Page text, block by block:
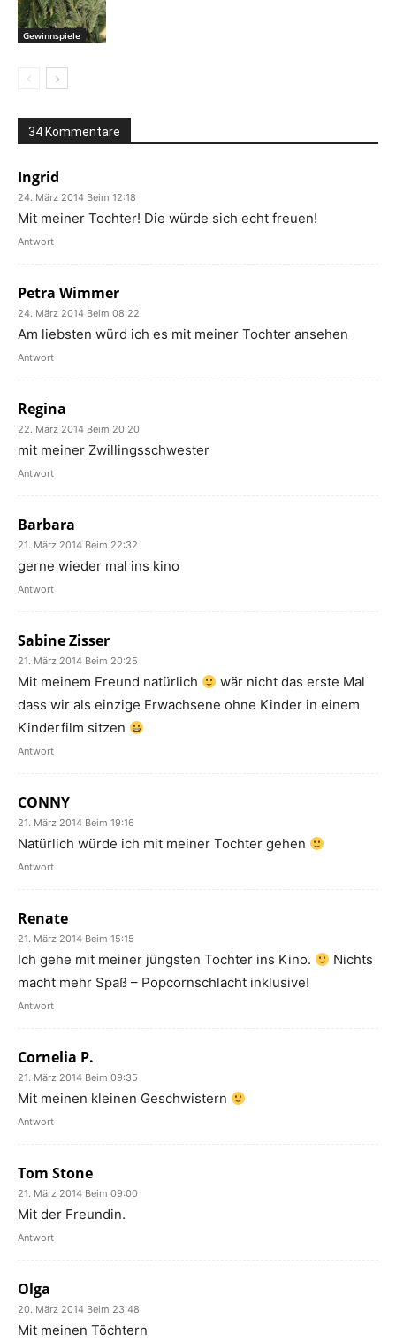
Gewinnspiele
34 Kommentare
Ingrid
24. März 2014 Beim 12:18
Mit meiner Tochter! Die würde sich echt freuen!
Antwort
Petra Wimmer
24. März 2014 Beim 08:22
Am liebsten würd ich es mit meiner Tochter ansehen
Antwort
Regina
22. März 2014 Beim 20:20
mit meiner Zwillingsschwester
Antwort
Barbara
21. März 2014 Beim 22:32
gerne wieder mal ins kino
Antwort
Sabine Zisser
21. März 2014 Beim 20:25
Mit meinem Freund natürlich
wär nicht das erste Mal
dass wir als einzige Erwachsene ohne Kinder in einem
Kinderfilm sitzen
Antwort
CONNY
21. März 2014 Beim 19:16
Natürlich würde ich mit meiner Tochter gehen
Antwort
Renate
21. März 2014 Beim 15:15
Ich gehe mit meiner jüngsten Tochter ins Kino.
Nichts
macht mehr Spaß – Popcornschlacht inklusive!
Antwort
Cornelia P.
21. März 2014 Beim 09:35
Mit meinen kleinen Geschwistern
Antwort
Tom Stone
21. März 2014 Beim 09:00
Mit der Freundin.
Antwort
Olga
20. März 2014 Beim 23:48
Mit meinen Töchtern